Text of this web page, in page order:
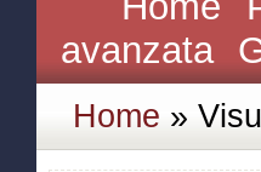
avanzata
Home »